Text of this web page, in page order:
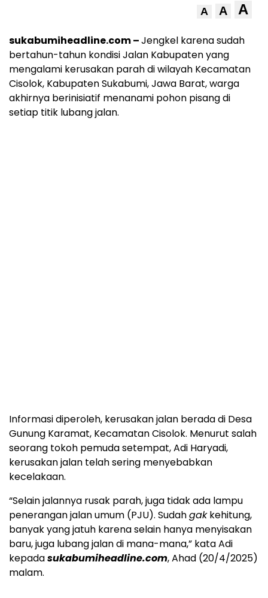
A A A
sukabumiheadline.com –Jengkel karena sudah
bertahun-tahun kondisi Jalan Kabupaten yang
mengalami kerusakan parah di wilayah Kecamatan
Cisolok, Kabupaten Sukabumi, Jawa Barat, warga
akhirnya berinisiatif menanami pohon pisang di
setiap titik lubang jalan.
Informasi diperoleh, kerusakan jalan berada di Desa
Gunung Karamat, Kecamatan Cisolok. Menurut salah
seorang tokoh pemuda setempat, Adi Haryadi,
kerusakan jalan telah sering menyebabkan
kecelakaan.
“Selain jalannya rusak parah, juga tidak ada lampu
penerangan jalan umum (PJU). Sudahgakkehitung,
banyak yang jatuh karena selain hanya menyisakan
baru, juga lubang jalan di mana-mana,” kata Adi
kepadasukabumiheadline.com, Ahad (20/4/2025)
malam.